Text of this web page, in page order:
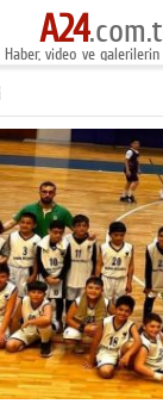
A24
Haber, video ve galerilerin